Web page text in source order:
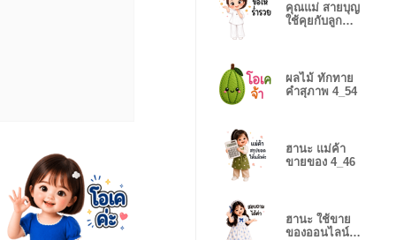
คุณแม่ สายบุญ
ใช้คุยกับลูก
ผลไม้ ทักทาย
คำสุภาพ 4_54
ฮานะ แม่ค้า
ขายของ 4_46
ฮานะ ใช้ขาย
ของออนไลน์